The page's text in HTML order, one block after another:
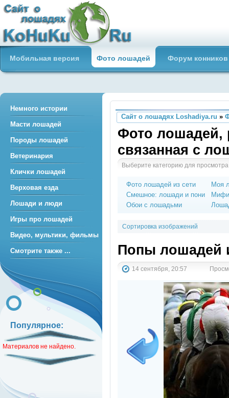
Сайт о лошадях loshadiya.ru
Приветствуем всех любителей
лошадей и конного спорта!
Мобильная версия Фото лошадей Форум конников
Сайт о лошадях Loshadiya.ru »
Фото лошадей,
связанная с
Выберите категорию для
Фото лошадей из сети
Смешное: лошади и пони
Обои с лошадьми
Моя
Сортировка изображений
Попы лошадей
14 сентября, 20:57
Немного истории
Масти лошадей
Породы лошадей
Ветеринария
Клички лошадей
Верховая езда
Лошади и люди
Игры про лошадей
Видео, мультики, фильмы
Смотрите также ...
Популярное:
Материалов не найдено.